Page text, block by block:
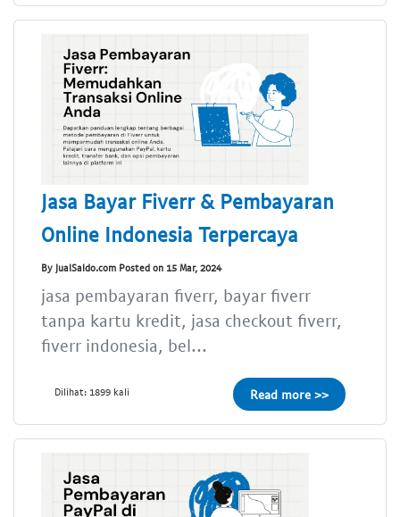
Jasa Bayar Fiverr & Pembayaran
Online Indonesia Terpercaya
By JualSaldo.com Posted on 15 Mar, 2024
jasa pembayaran fiverr, bayar fiverr
tanpa kartu kredit, jasa checkout fiverr,
fiverr indonesia, bel...
Dilihat: 1899 kali Read more >>